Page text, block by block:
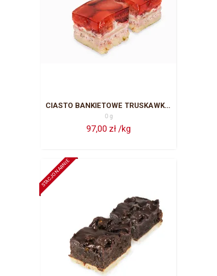
CIASTO BANKIETOWE TRUSKAWKOWE CAŁA BLACHA = 63 PORCJE
0 g
97,00 zł /kg
STACJONARNIE